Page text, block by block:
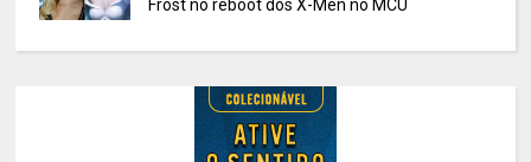
Frost no reboot dos X-Men no MCU